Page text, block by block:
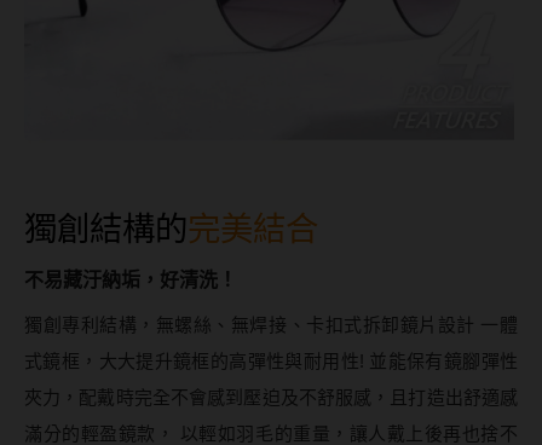
獨創結構的完美結合
不易藏汙納垢，好清洗！
獨創專利結構，無螺絲、無焊接、卡扣式拆卸鏡片設計 一體
式鏡框，大大提升鏡框的高彈性與耐用性! 並能保有鏡腳彈性
夾力，配戴時完全不會感到壓迫及不舒服感，且打造出舒適感
滿分的輕盈鏡款， 以輕如羽毛的重量，讓人戴上後再也捨不